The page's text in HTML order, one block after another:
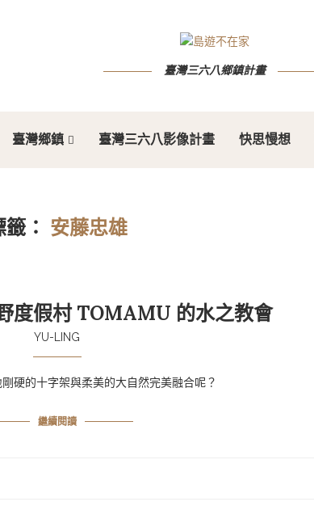
臺灣三六八鄉鎮計畫
臺灣鄉鎮 臺灣三六八影像計畫 快思慢想
： 安藤忠雄
度假村 TOMAMU 的水之教會
YU-LING
硬的十字架與柔美的大自然完美融合呢？
繼續閱讀